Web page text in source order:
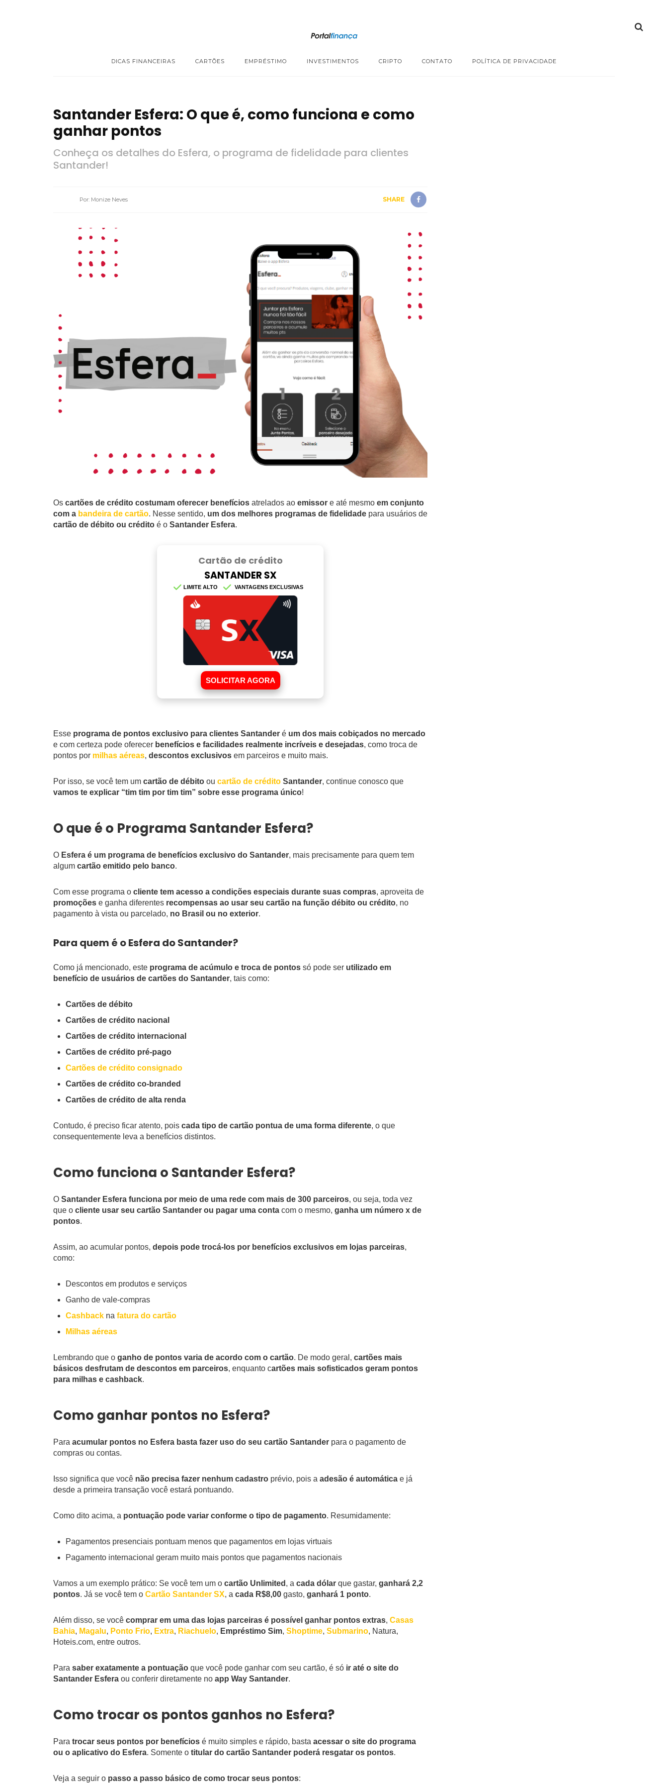
DICAS FINANCEIRAS CARTÕES EMPRÉSTIMO INVESTIMENTOS CRIPTO CONTATO POLÍTICA DE PRIVACIDADE
Santander Esfera: O que é, como funciona e como
ganhar pontos
Conheça os detalhes do Esfera, o programa de fidelidade para clientes
Santander!
Por: Monize Neves SHARE
Os cartões de crédito costumam oferecer benefícios atrelados ao emissor e até mesmo em conjunto
com a bandeira de cartão. Nesse sentido, um dos melhores programas de fidelidade para usuários de
cartão de débito ou crédito é o Santander Esfera.
Cartão de crédito
SANTANDER SX
LIMITE ALTO VANTAGENS EXCLUSIVAS
SOLICITAR AGORA
Esse programa de pontos exclusivo para clientes Santander é um dos mais cobiçados no mercado
e com certeza pode oferecer benefícios e facilidades realmente incríveis e desejadas, como troca de
pontos por milhas aéreas, descontos exclusivos em parceiros e muito mais.
Por isso, se você tem um cartão de débito ou cartão de crédito Santander, continue conosco que
vamos te explicar “tim tim por tim tim” sobre esse programa único!
O que é o Programa Santander Esfera?
O Esfera é um programa de benefícios exclusivo do Santander, mais precisamente para quem tem
algum cartão emitido pelo banco.
Com esse programa o cliente tem acesso a condições especiais durante suas compras, aproveita de
promoções e ganha diferentes recompensas ao usar seu cartão na função débito ou crédito, no
pagamento à vista ou parcelado, no Brasil ou no exterior.
Para quem é o Esfera do Santander?
Como já mencionado, este programa de acúmulo e troca de pontos só pode ser utilizado em
benefício de usuários de cartões do Santander, tais como:
Cartões de débito
Cartões de crédito nacional
Cartões de crédito internacional
Cartões de crédito pré-pago
Cartões de crédito consignado
Cartões de crédito co-branded
Cartões de crédito de alta renda
Contudo, é preciso ficar atento, pois cada tipo de cartão pontua de uma forma diferente, o que
consequentemente leva a benefícios distintos.
Como funciona o Santander Esfera?
O Santander Esfera funciona por meio de uma rede com mais de 300 parceiros, ou seja, toda vez
que o cliente usar seu cartão Santander ou pagar uma conta com o mesmo, ganha um número x de
pontos.
Assim, ao acumular pontos, depois pode trocá-los por benefícios exclusivos em lojas parceiras,
como:
Descontos em produtos e serviços
Ganho de vale-compras
Cashback na fatura do cartão
Milhas aéreas
Lembrando que o ganho de pontos varia de acordo com o cartão. De modo geral, cartões mais
básicos desfrutam de descontos em parceiros, enquanto cartões mais sofisticados geram pontos
para milhas e cashback.
Como ganhar pontos no Esfera?
Para acumular pontos no Esfera basta fazer uso do seu cartão Santander para o pagamento de
compras ou contas.
Isso significa que você não precisa fazer nenhum cadastro prévio, pois a adesão é automática e já
desde a primeira transação você estará pontuando.
Como dito acima, a pontuação pode variar conforme o tipo de pagamento. Resumidamente:
Pagamentos presenciais pontuam menos que pagamentos em lojas virtuais
Pagamento internacional geram muito mais pontos que pagamentos nacionais
Vamos a um exemplo prático: Se você tem um o cartão Unlimited , a cada dólar que gastar, ganhará 2,2
pontos. Já se você tem o Cartão Santander SX, a cada R$8,00 gasto, ganhará 1 ponto.
Além disso, se você comprar em uma das lojas parceiras é possível ganhar pontos extras, Casas
Bahia, Magalu, Ponto Frio, Extra, Riachuelo, Empréstimo Sim, Shoptime, Submarino, Natura,
Hoteis.com, entre outros.
Para saber exatamente a pontuação que você pode ganhar com seu cartão, é só ir até o site do
Santander Esfera ou conferir diretamente no app Way Santander.
Como trocar os pontos ganhos no Esfera?
Para trocar seus pontos por benefícios é muito simples e rápido, basta acessar o site do programa
ou o aplicativo do Esfera. Somente o titular do cartão Santander poderá resgatar os pontos.
Veja a seguir o passo a passo básico de como trocar seus pontos: